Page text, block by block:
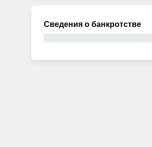
Сведения о банкротстве